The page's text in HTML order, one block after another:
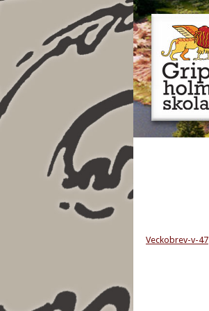
Veckobrev-v-47